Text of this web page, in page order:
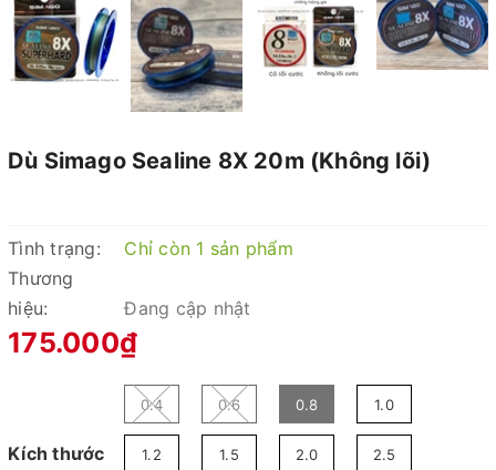
Dù Simago Sealine 8X 20m (Không lõi)
Tình trạng:
Chỉ còn 1 sản phẩm
Thương
hiệu:
Đang cập nhật
175.000₫
Kích thước
0.4 0.6 0.8 1.0
1.2 1.5 2.0 2.5